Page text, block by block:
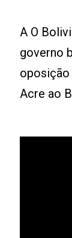
A O
governo
oposição
Acre ao